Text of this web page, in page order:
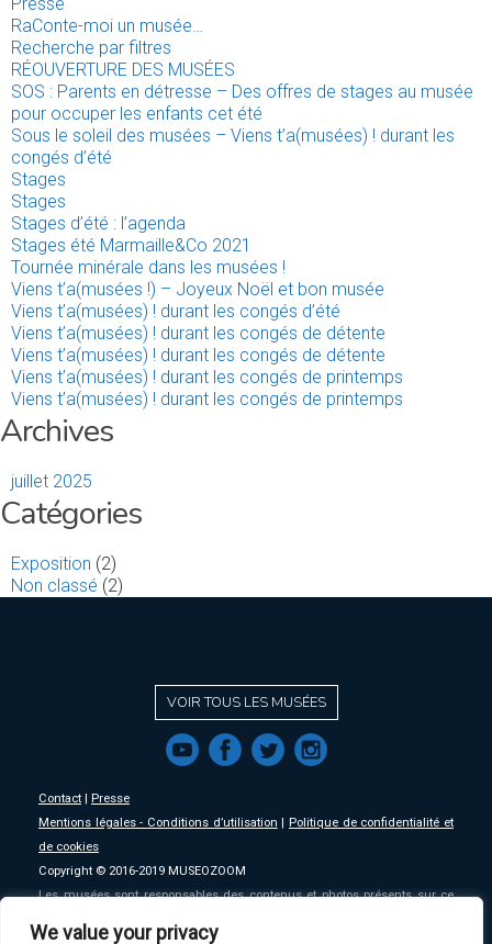
We value your privacy
RaConte-moi un musée…
Recherche par filtres
RÉOUVERTURE DES MUSÉES
SOS : Parents en détresse – Des offres de stages au musée
pour occuper les enfants cet été
Sous le soleil des musées – Viens t’a(musées) ! durant les
congés d’été
Stages
Stages
Stages d’été : l’agenda
Stages été Marmaille&Co 2021
Tournée minérale dans les musées !
Viens t’a(musées !) – Joyeux Noël et bon musée
Viens t’a(musées) ! durant les congés d’été
Viens t’a(musées) ! durant les congés de détente
Viens t’a(musées) ! durant les congés de détente
Viens t’a(musées) ! durant les congés de printemps
Viens t’a(musées) ! durant les congés de printemps
Archives
juillet 2025
Catégories
Exposition (2)
Non classé (2)
VOIR TOUS LES MUSÉES
f a b e
Contact | Presse
Mentions légales - Conditions d’utilisation | Politique de confidentialité et
de cookies
Copyright © 2016-2019 MUSEOZOOM
Les musées sont responsables des contenus et photos présents sur ce